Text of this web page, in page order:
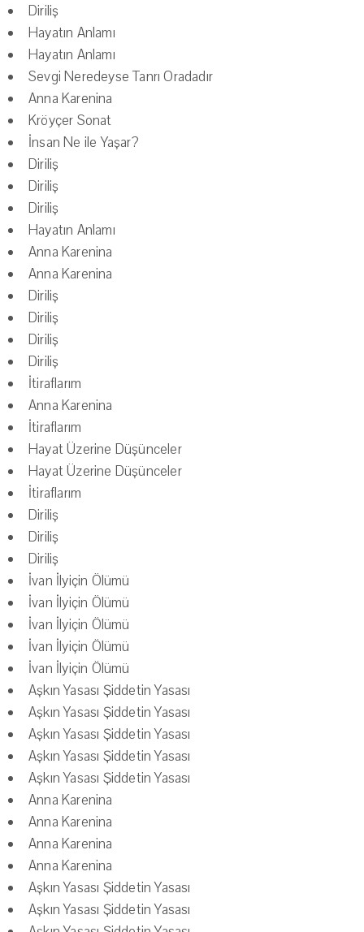
Diriliş
Hayatın Anlamı
Hayatın Anlamı
Sevgi Neredeyse Tanrı Oradadır
Anna Karenina
Kröyçer Sonat
İnsan Ne ile Yaşar?
Diriliş
Diriliş
Diriliş
Hayatın Anlamı
Anna Karenina
Anna Karenina
Diriliş
Diriliş
Diriliş
Diriliş
İtiraflarım
Anna Karenina
İtiraflarım
Hayat Üzerine Düşünceler
Hayat Üzerine Düşünceler
İtiraflarım
Diriliş
Diriliş
Diriliş
İvan İlyiçin Ölümü
İvan İlyiçin Ölümü
İvan İlyiçin Ölümü
İvan İlyiçin Ölümü
İvan İlyiçin Ölümü
Aşkın Yasası Şiddetin Yasası
Aşkın Yasası Şiddetin Yasası
Aşkın Yasası Şiddetin Yasası
Aşkın Yasası Şiddetin Yasası
Aşkın Yasası Şiddetin Yasası
Anna Karenina
Anna Karenina
Anna Karenina
Anna Karenina
Aşkın Yasası Şiddetin Yasası
Aşkın Yasası Şiddetin Yasası